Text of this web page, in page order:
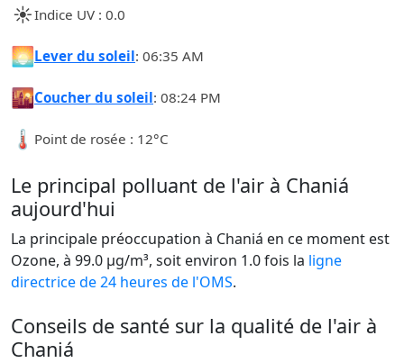
☀️Indice UV : 0.0
🌅Lever du soleil: 06:35 AM
🌇Coucher du soleil: 08:24 PM
🌡️ Point de rosée : 12°C
Le principal polluant de l'air à Chaniá
aujourd'hui
La principale préoccupation à Chaniá en ce moment est
Ozone, à 99.0 µg/m³, soit environ 1.0 fois la ligne
directrice de 24 heures de l'OMS.
Conseils de santé sur la qualité de l'air à
Chaniá